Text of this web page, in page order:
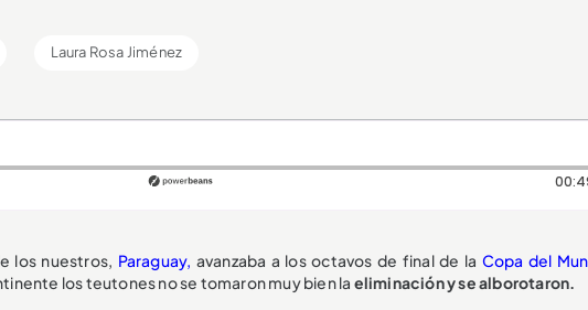
Laura Rosa Jiménez
los nuestros, Paraguay, avanzaba a los octavos de final de la Copa del
los teutones no se tomaron muy bien la eliminación y se alborotaron.